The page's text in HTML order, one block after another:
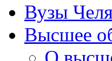
Вузы
Высшее